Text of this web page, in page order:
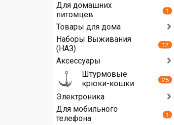
Для домашних
питомцев
1
Товары для дома
Наборы Выживания
(НАЗ)
12
Аксессуары
Штурмовые
крюки-кошки
25
Электроника
Для мобильного
телефона
1